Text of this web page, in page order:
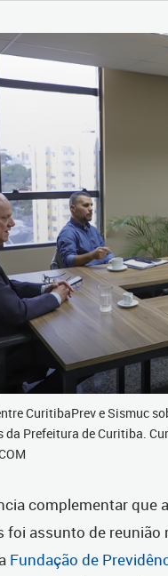
CuritibaPrev e Sismuc
da Prefeitura de Curitiba.
complementar que
foi assunto de reunião
Fundação de